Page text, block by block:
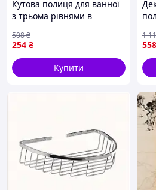
Кутова полиця для ванної
з трьома рівнями в
КОНСЕНСУС для зручного
зберігання
254 ₴
508₴
Купити
558
1